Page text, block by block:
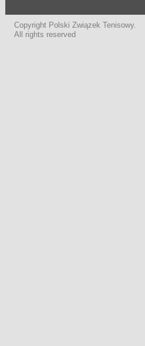
Copyright Polski Związek Tenisowy.
All rights reserved